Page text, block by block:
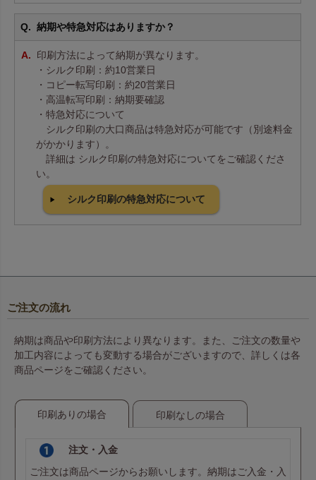
納期や特急対応はありますか？
印刷方法によって納期が異なります。
・シルク印刷：約10営業日
・コピー転写印刷：約20営業日
・高温転写印刷：納期要確認
・特急対応について
シルク印刷の大口商品は特急対応が可能です（別途料金
がかかります）。
詳細は シルク印刷の特急対応についてをご確認くださ
い。
シルク印刷の特急対応について
ご注文の流れ
納期は商品や印刷方法により異なります。また、ご注文の数量や
加工内容によっても変動する場合がございますので、詳しくは各
商品ページをご確認ください。
印刷ありの場合 印刷なしの場合
注文・入金
ご注文は商品ページからお願いします。納期はご入金・入